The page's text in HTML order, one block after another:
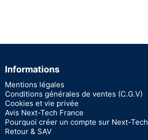
Informations
Mentions légales
Conditions générales de ventes (C.G.V)
Cookies et vie privée
Avis Next-Tech France
Pourquoi créer un compte sur Next-Tech
Retour & SAV